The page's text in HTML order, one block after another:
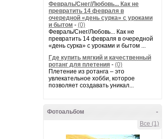
Февраль/Снег/Любовь... Как не
превратить 14 февраля в
очередной «день сурка» с уроками
и бытом - (0)
Февраль/Снег/Любовь... Как не
превратить 14 февраля в очередной
«день сурка» с уроками и бытом ...
Где купить мягкий и качественный
ротанг для плетения - (0)
Плетение из ротанга – это
увлекательное хобби, которое
позволяет создавать уникал...
-
Фотоальбом
Все (1)